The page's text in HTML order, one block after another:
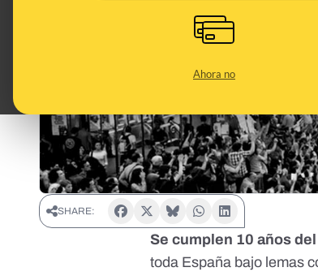
Ahora no
SHARE:
Se cumplen 10 años
toda España bajo lemas